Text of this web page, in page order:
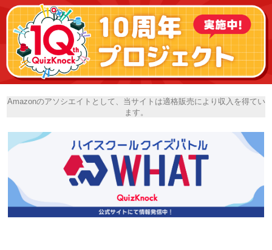
Amazonのアソシエイトとして、当サイトは適格販売により収入を得てい
ます。